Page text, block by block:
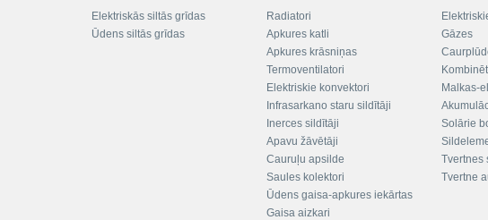
Elektriskās siltās grīdas
Ūdens siltās grīdas
Radiatori
Apkures katli
Apkures krāsniņas
Termoventilatori
Elektriskie konvektori
Infrasarkano staru sildītāji
Inerces sildītāji
Apavu žāvētāji
Cauruļu apsilde
Saules kolektori
Ūdens gaisa-apkures iekārtas
Gaisa aizkari
Gāzes
Malkas-
Solārie
Tvertnes
Tvertne